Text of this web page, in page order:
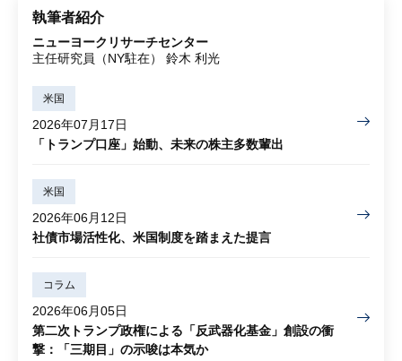
執筆者紹介
ニューヨークリサーチセンター
主任研究員（NY駐在） 鈴木 利光
米国
2026年07月17日
「トランプ口座」始動、未来の株主多数輩出
米国
2026年06月12日
社債市場活性化、米国制度を踏まえた提言
コラム
2026年06月05日
第二次トランプ政権による「反武器化基金」創設の衝
撃：「三期目」の示唆は本気か